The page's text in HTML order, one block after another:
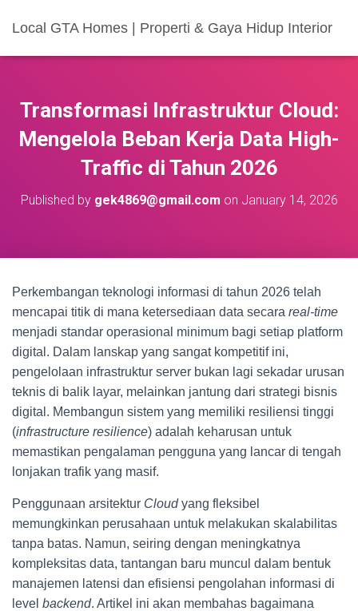
Local GTA Homes | Properti & Gaya Hidup Interior
Transformasi Infrastruktur Cloud:
Mengelola Beban Kerja Data High-
Traffic di Tahun 2026
Published by gek4869@gmail.com on January 14, 2026
Perkembangan teknologi informasi di tahun 2026 telah
mencapai titik di mana ketersediaan data secara real-time
menjadi standar operasional minimum bagi setiap platform
digital. Dalam lanskap yang sangat kompetitif ini,
pengelolaan infrastruktur server bukan lagi sekadar urusan
teknis di balik layar, melainkan jantung dari strategi bisnis
digital. Membangun sistem yang memiliki resiliensi tinggi
(infrastructure resilience) adalah keharusan untuk
memastikan pengalaman pengguna yang lancar di tengah
lonjakan trafik yang masif.
Penggunaan arsitektur Cloudyang fleksibel
memungkinkan perusahaan untuk melakukan skalabilitas
tanpa batas. Namun, seiring dengan meningkatnya
kompleksitas data, tantangan baru muncul dalam bentuk
manajemen latensi dan efisiensi pengolahan informasi di
level backend. Artikel ini akan membahas bagaimana